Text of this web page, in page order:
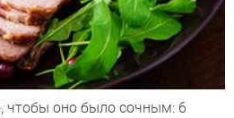
чтобы оно было сочным: 6